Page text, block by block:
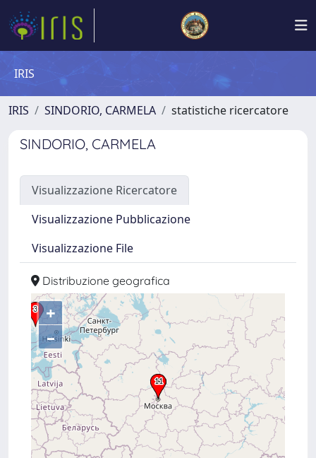
IRIS
IRIS SINDORIO, CARMELA statistiche ricercatore
SINDORIO, CARMELA
Visualizzazione Ricercatore
Visualizzazione Pubblicazione
Visualizzazione File
Distribuzione geografica
+
–